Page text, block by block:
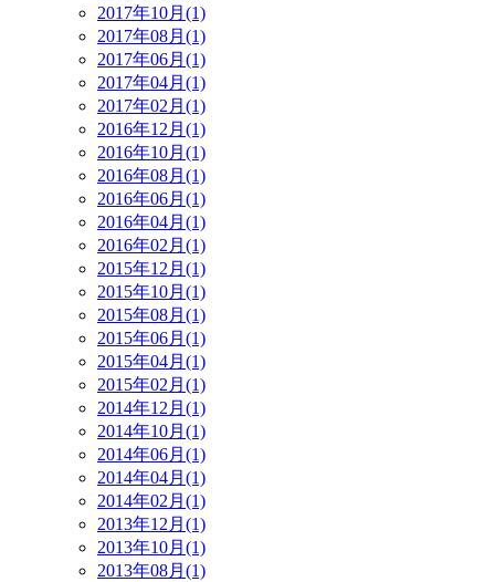
2017年10月(1)
2017年08月(1)
2017年06月(1)
2017年04月(1)
2017年02月(1)
2016年12月(1)
2016年10月(1)
2016年08月(1)
2016年06月(1)
2016年04月(1)
2016年02月(1)
2015年12月(1)
2015年10月(1)
2015年08月(1)
2015年06月(1)
2015年04月(1)
2015年02月(1)
2014年12月(1)
2014年10月(1)
2014年06月(1)
2014年04月(1)
2014年02月(1)
2013年12月(1)
2013年10月(1)
2013年08月(1)